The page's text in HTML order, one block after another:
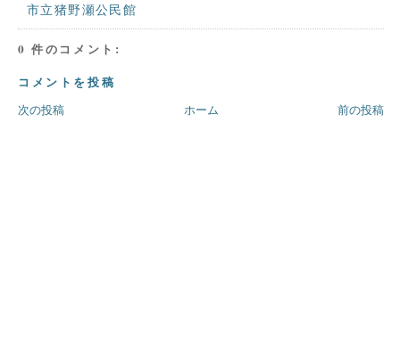
市立猪野瀬公民館
0 件のコメント:
コメントを投稿
次の投稿 前の投稿
ホーム